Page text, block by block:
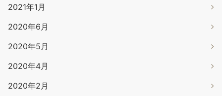
2021年1月
2020年6月
2020年5月
2020年4月
2020年2月